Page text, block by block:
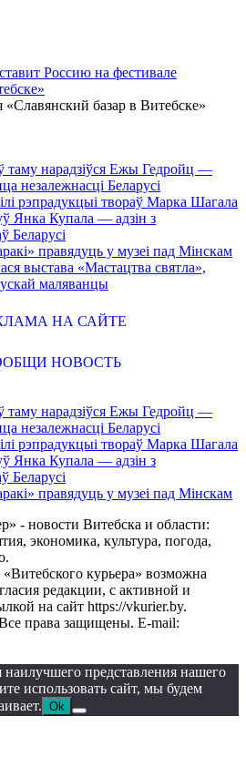
Россию на фестивале
базар в Витебске»
таму нарадзіўся Ежы Гедройц —
незалежнасці Беларусі
рэпрадукцыі твораў Марка Шагала
Янка Купала — адзін з
Беларусі
правядуць у музеі пад Мінскам
выстава «Мастацтва святла»,
маляванцы
НА САЙТЕ
НОВОСТЬ
таму нарадзіўся Ежы Гедройц —
незалежнасці Беларусі
рэпрадукцыі твораў Марка Шагала
Янка Купала — адзін з
Беларусі
правядуць у музеі пад Мінскам
- новости Витебска и области:
экономика, культура, погода,
курьера» возможна
редакции, с активной и
на сайт https://vkurier.by.
права защищены. E-mail:
представления нашего
использовать сайт, мы будем
Ok